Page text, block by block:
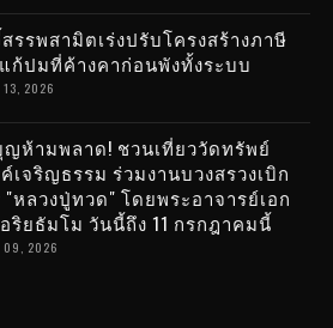
รรพสามิตเร่งปรับโครงสร้างภาษี
ก้ปมที่ค้างคาก่อนพังทั้งระบบ
13, 2026
ญห้ามพลาด! ชวนเที่ยววัดทรัพย์
เจริญธรรม ร่วมงานบวงสรวงเบิก
"หลวงปู่ทวด" โดยพระอาจารย์เอก
ริยธัมโม วันนี้ถึง 11 กรกฎาคมนี้
09, 2026